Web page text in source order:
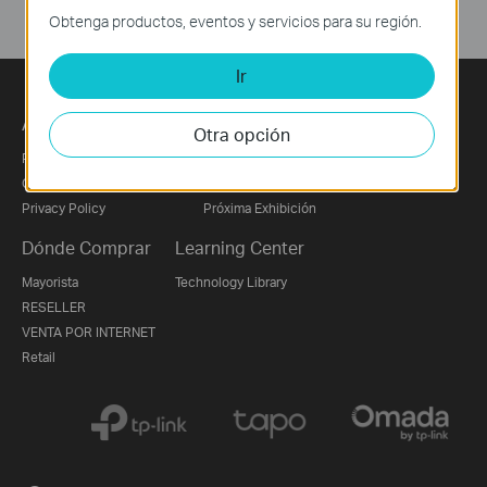
Acerca de Nosotros
Perfil Corporativo
Contáctanos
Privacy Policy
Noticias
Próxima Exhibición
Dónde Comprar
Mayorista
RESELLER
VENTA POR INTERNET
Retail
Learning Center
Technology Library
Obtenga productos, eventos y servicios para su región.
Ir
Otra opción